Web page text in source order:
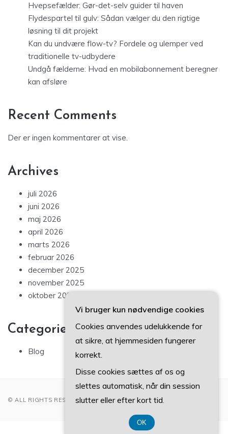
Hvepsefælder: Gør-det-selv guider til haven
Flydespartel til gulv: Sådan vælger du den rigtige
løsning til dit projekt
Kan du undvære flow-tv? Fordele og ulemper ved
traditionelle tv-udbydere
Undgå fælderne: Hvad en mobilabonnement beregner
kan afsløre
Recent Comments
Der er ingen kommentarer at vise.
Archives
juli 2026
juni 2026
maj 2026
april 2026
marts 2026
februar 2026
december 2025
november 2025
oktober 2025
Categories
Blog
© ALL RIGHTS RESERVED 2022
Vi bruger kun nødvendige cookies
Cookies anvendes udelukkende for
at sikre, at hjemmesiden fungerer
korrekt.
Disse cookies sættes af os og
slettes automatisk, når din session
slutter eller efter kort tid.
OK